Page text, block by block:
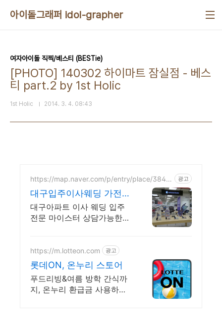
아이돌그래퍼 idol-grapher
여자아이돌 직찍/베스티 (BESTie)
[PHOTO] 140302 하이마트 잠실점 - 베스
티 part.2 by 1st Holic
1st Holic 2014. 3. 4. 08:43
https://map.naver.com/p/entry/place/3848
광고
대구입주이사웨딩 가전전
문매장 롯데하이마트 대
구율하마트점
대구아파트 이사 웨딩 입주
전문 마이스터 상담가능한
https://m.lotteon.com 광고
롯데ON, 온누리 스토어
푸드리빙&여름 방학 간식까
지, 온누리 환급금 사용하러